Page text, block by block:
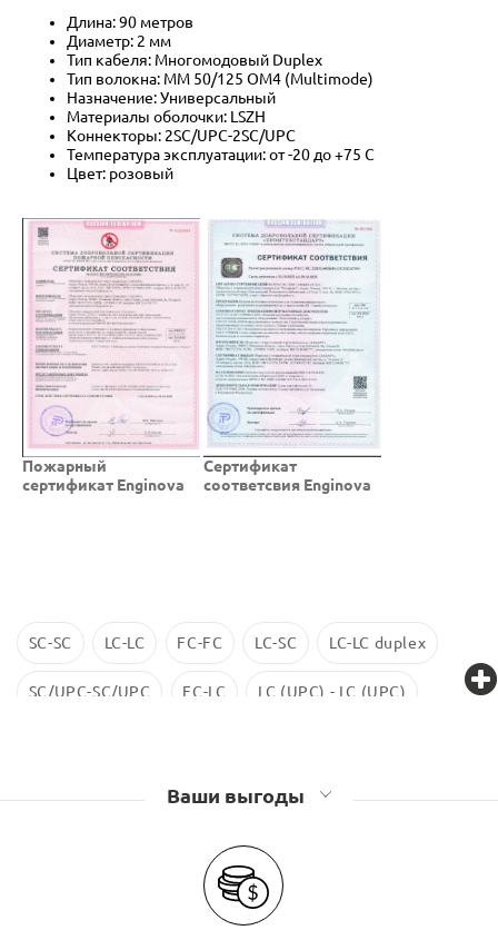
Длина: 90 метров
Диаметр: 2 мм
Тип кабеля: Многомодовый Duplex
Тип волокна: MM 50/125 OM4 (Multimode)
Назначение: Универсальный
Материалы оболочки: LSZH
Коннекторы: 2SC/UPC-2SC/UPC
Температура эксплуатации: от -20 до +75 C
Цвет: розовый
Пожарный
сертификат Enginova
Cертификат
соответсвия Enginova
SC-SC LC-LC FC-FC LC-SC LC-LC duplex
SC/UPC-SC/UPC FC-LC LC (UPC) - LC (UPC)
Ваши выгоды